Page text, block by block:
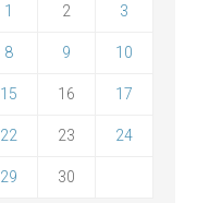
1 2 3
8 9 10
15 16 17
22 23 24
29 30